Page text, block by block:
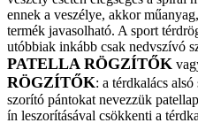
ennek a veszélye, akkor
termék javasolható. A sport
utóbbiak inkább csak nedvszívó
PATELLA RÖGZÍTŐK
RÖGZÍTŐK: a térdkalács
szorító pántokat nevezzük
ín leszorításával csökkenti a